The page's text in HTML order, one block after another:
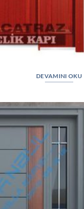
DEVAMINI OKU